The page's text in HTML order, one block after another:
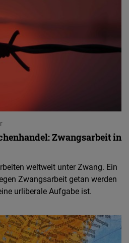
Zwangsarbeit in
weltweit unter Zwang. Ein
Zwangsarbeit getan werden
urliberale Aufgabe ist.